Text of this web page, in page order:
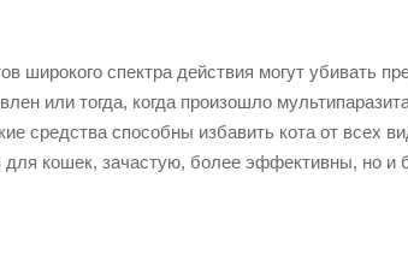
широкого спектра действия могут убивать
или тогда, когда произошло
средства способны избавить кота от всех
для кошек, зачастую, более эффективны, но и